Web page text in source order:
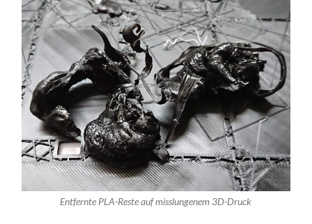
Entfernte PLA-Reste auf misslungenem 3D-Druck